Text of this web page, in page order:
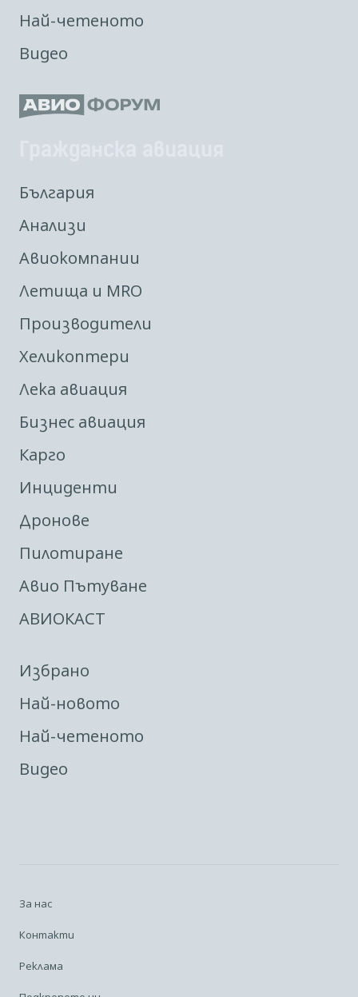
Най-четеното
Видео
България
Анализи
Авиокомпании
Летища и MRO
Производители
Хеликоптери
Лека авиация
Бизнес авиация
Карго
Инциденти
Дронове
Пилотиране
Авио Пътуване
АВИОКАСТ
Избрано
Най-новото
Най-четеното
Видео
За нас
Контакти
Реклама